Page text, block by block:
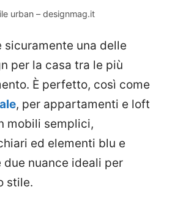
urban – designmag.it
sicuramente una delle
per la casa tra le più
È perfetto, così come
, per appartamenti e loft
mobili semplici,
ed elementi blu e
nuance ideali per
stile.